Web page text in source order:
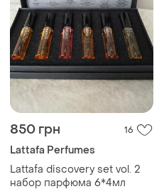
850 грн 16
Lattafa Perfumes
Lattafa discovery set vol. 2
набор парфюма 6*4мл